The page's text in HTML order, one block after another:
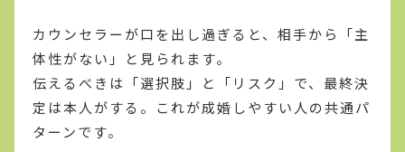
カウンセラーが口を出し過ぎると、相手から「主
体性がない」と見られます。
伝えるべきは「選択肢」と「リスク」で、最終決
定は本人がする。これが成婚しやすい人の共通パ
ターンです。